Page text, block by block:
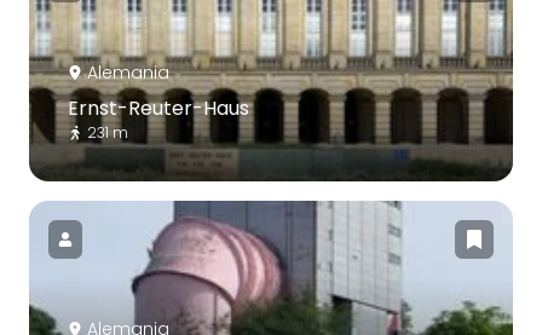
Alemania
Ernst-Reuter-Haus
231 m
Alemania